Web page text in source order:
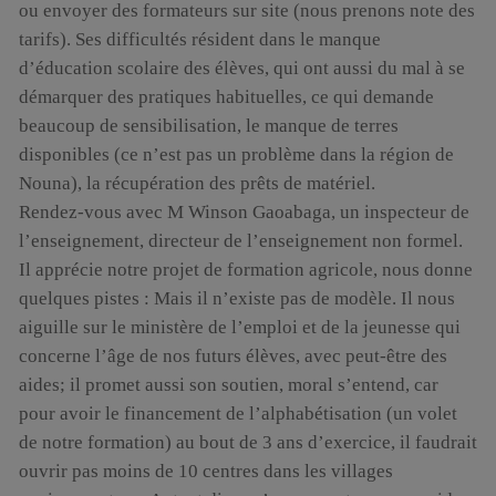
ou envoyer des formateurs sur site (nous prenons note des
tarifs). Ses difficultés résident dans le manque
d’éducation scolaire des élèves, qui ont aussi du mal à se
démarquer des pratiques habituelles, ce qui demande
beaucoup de sensibilisation, le manque de terres
disponibles (ce n’est pas un problème dans la région de
Nouna), la récupération des prêts de matériel.
Rendez-vous avec M Winson Gaoabaga, un inspecteur de
l’enseignement, directeur de l’enseignement non formel.
Il apprécie notre projet de formation agricole, nous donne
quelques pistes : Mais il n’existe pas de modèle. Il nous
aiguille sur le ministère de l’emploi et de la jeunesse qui
concerne l’âge de nos futurs élèves, avec peut-être des
aides; il promet aussi son soutien, moral s’entend, car
pour avoir le financement de l’alphabétisation (un volet
de notre formation) au bout de 3 ans d’exercice, il faudrait
ouvrir pas moins de 10 centres dans les villages